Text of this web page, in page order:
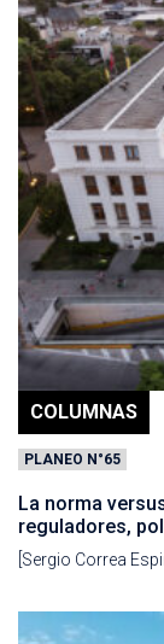
COLUMNAS
PLANEO N°65
La norma
reguladores,
[Sergio Correa